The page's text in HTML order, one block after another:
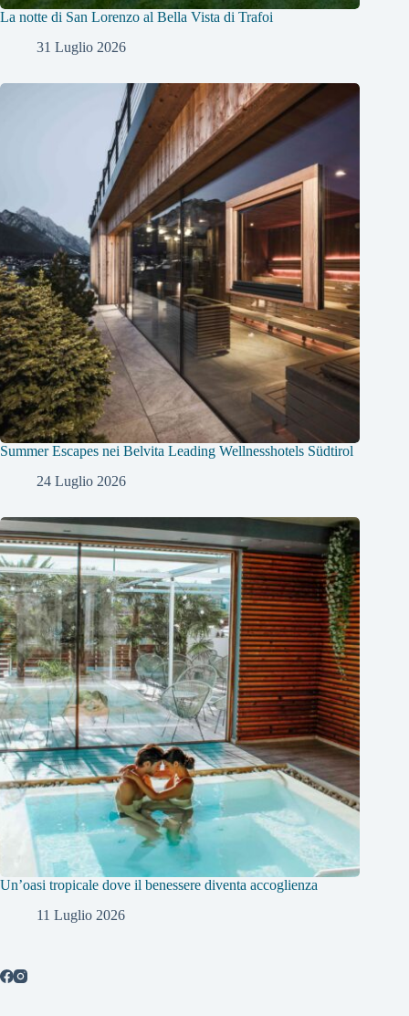
La notte di San Lorenzo al Bella Vista di Trafoi
31 Luglio 2026
Summer Escapes nei Belvita Leading Wellnesshotels Südtirol
24 Luglio 2026
Un’oasi tropicale dove il benessere diventa accoglienza
11 Luglio 2026